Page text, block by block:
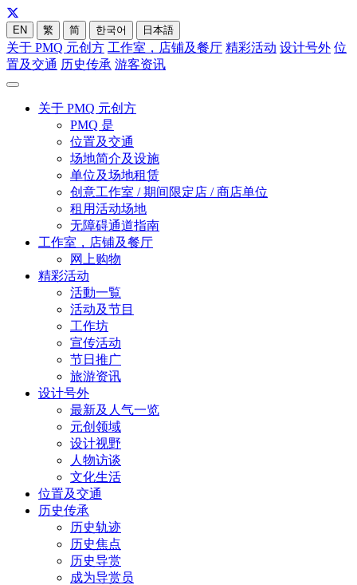
EN 繁 简 한국어 日本語
关于 PMQ 元创方 工作室，店铺及餐厅 精彩活动 设计号外 位
置及交通 历史传承 游客资讯
关于 PMQ 元创方
PMQ 是
位置及交通
场地简介及设施
单位及场地租赁
创意工作室 / 期间限定店 / 商店单位
租用活动场地
无障碍通道指南
工作室，店铺及餐厅
网上购物
精彩活动
活動一覧
活动及节目
工作坊
宣传活动
节日推广
旅游资讯
设计号外
最新及人气一览
元创领域
设计视野
人物访谈
文化生活
位置及交通
历史传承
历史轨迹
历史焦点
历史导赏
成为导赏员